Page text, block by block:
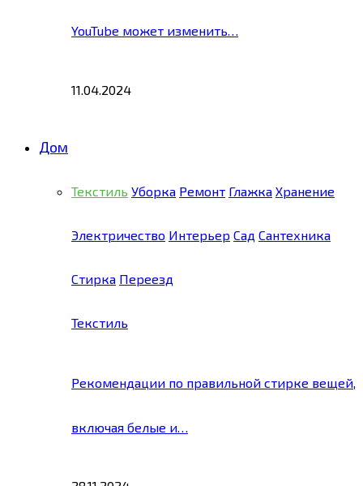
YouTube может изменить…
11.04.2024
Дом
Текстиль Уборка Ремонт Глажка Хранение
Электричество Интерьер Сад Сантехника
Стирка Переезд
Текстиль
Рекомендации по правильной стирке вещей,
включая белые и…